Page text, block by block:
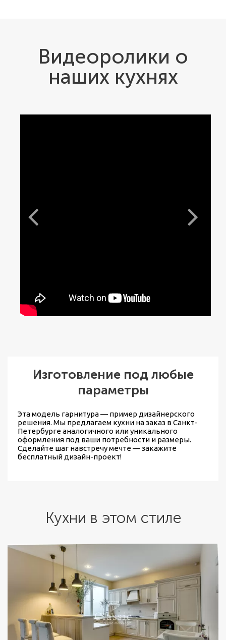
Видеоролики о
наших кухнях
Изготовление под любые
параметры
Эта модель гарнитура — пример дизайнерского
решения. Мы предлагаем кухни на заказ в Санкт-
Петербургеаналогичного или уникального
оформления под ваши потребности и размеры.
Сделайте шаг навстречу мечте — закажите
бесплатный дизайн-проект!
Кухни в этом стиле